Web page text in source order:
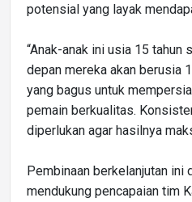
potensial yang layak
“Anak-anak ini usia 15 tahun
depan mereka akan berusia
yang bagus untuk
pemain berkualitas.
diperlukan agar hasilnya
Pembinaan berkelanjutan ini
mendukung pencapaian tim